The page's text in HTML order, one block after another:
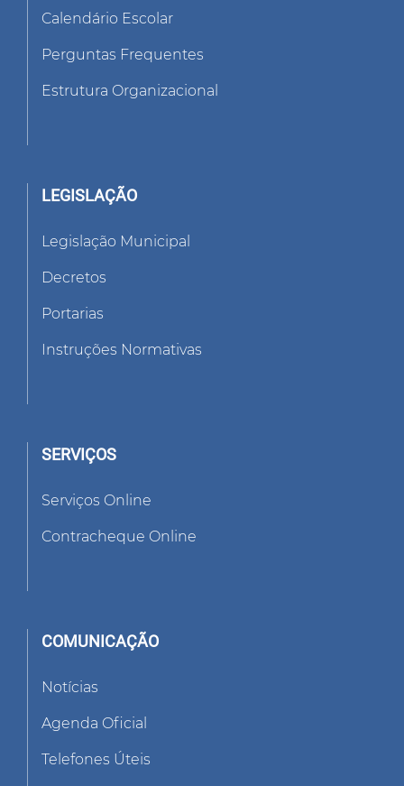
Calendário Escolar
Perguntas Frequentes
Estrutura Organizacional
LEGISLAÇÃO
Legislação Municipal
Decretos
Portarias
Instruções Normativas
SERVIÇOS
Serviços Online
Contracheque Online
COMUNICAÇÃO
Notícias
Agenda Oficial
Telefones Úteis